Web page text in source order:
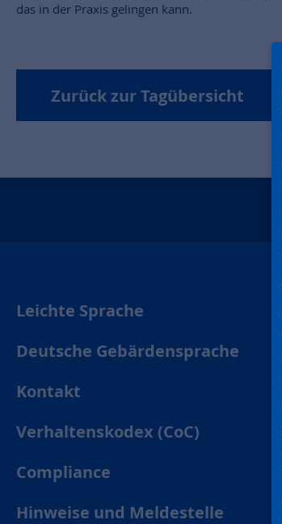
das in der Praxis gelingen kann.
Zurück zur Tagübersicht
Leichte Sprache
Deutsche Gebärdensprache
Kontakt
Verhaltenskodex (CoC)
Compliance
Hinweise und Meldestelle